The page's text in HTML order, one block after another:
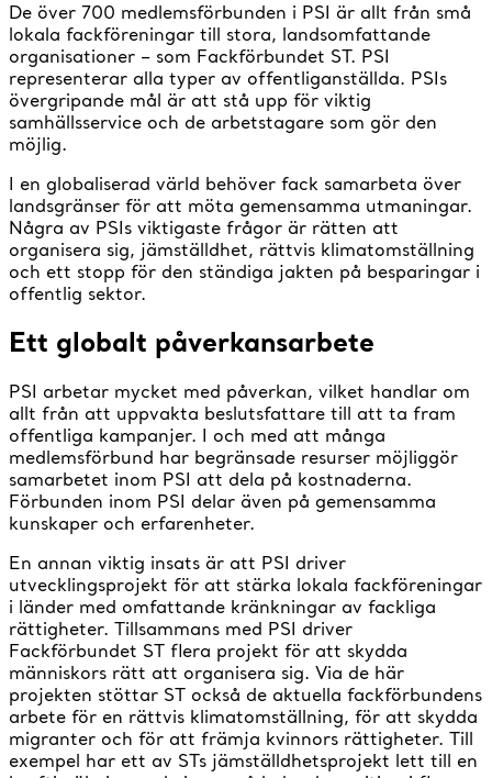
De över 700 medlemsförbunden i PSI är allt från små
lokala fackföreningar till stora, landsomfattande
organisationer – som Fackförbundet ST. PSI
representerar alla typer av offentliganställda. PSIs
övergripande mål är att stå upp för viktig
samhällsservice och de arbetstagare som gör den
möjlig.
I en globaliserad värld behöver fack samarbeta över
landsgränser för att möta gemensamma utmaningar.
Några av PSIs viktigaste frågor är rätten att
organisera sig, jämställdhet, rättvis klimatomställning
och ett stopp för den ständiga jakten på besparingar i
offentlig sektor.
Ett globalt påverkansarbete
PSI arbetar mycket med påverkan, vilket handlar om
allt från att uppvakta beslutsfattare till att ta fram
offentliga kampanjer. I och med att många
medlemsförbund har begränsade resurser möjliggör
samarbetet inom PSI att dela på kostnaderna.
Förbunden inom PSI delar även på gemensamma
kunskaper och erfarenheter.
En annan viktig insats är att PSI driver
utvecklingsprojekt för att stärka lokala fackföreningar
i länder med omfattande kränkningar av fackliga
rättigheter. Tillsammans med PSI driver
Fackförbundet ST flera projekt för att skydda
människors rätt att organisera sig. Via de här
projekten stöttar ST också de aktuella fackförbundens
arbete för en rättvis klimatomställning, för att skydda
migranter och för att främja kvinnors rättigheter. Till
exempel har ett av STs jämställdhetsprojekt lett till en